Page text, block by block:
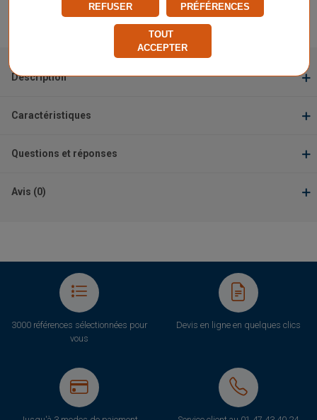
Signaler un problème d'ordre juridique
Description
Caractéristiques
Questions et réponses
Avis (0)
3000 références sélectionnées pour
vous
Devis en ligne en quelques clics
REFUSER
PRÉFÉRENCES
TOUT
ACCEPTER